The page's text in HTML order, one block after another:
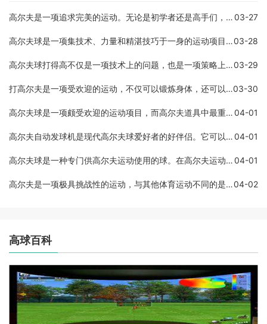
高尔夫是一项追求完美的运动。无论是初学者还是高手们，都需要花费大量的时间去练习和改善自己的技巧。在高尔夫比赛中，技术的优劣不仅决定着一个球员的胜负，也决定着他们的03-27
高尔夫球是一项集技术、力量和精湛技巧于一身的运动项目。它的技术含量极高，不仅要求球员具备精湛的球技技术，还需要具备出色的心理素质和良好的体力素质。下面，我们来详细03-28
高尔夫球打得高不仅是一项技术上的问题，也是一项策略上的问题。以下是如何打出高尔夫球的一些方法和技巧，让你成为一个优秀的高尔夫球手。调整球杆要知道如何调整球杆。在许03-29
打高尔夫是一项受欢迎的运动，不仅可以锻炼身体，还可以享受大自然和社交。但是，要想成为一名优秀的高尔夫手，在比赛中取得好的成绩，需要准备一些必要的装备。本文将介绍打03-30
高尔夫球是一项颇受欢迎的运动项目，而高尔夫道具中最重要的必然是球杆。一套高尔夫球杆所包含的球杆数量是非常重要的，因为不同的球杆用途不同，使用数量不同。一套高尔夫球04-01
高尔夫自动发球机是现代高尔夫球爱好者的好伴侣。它可以帮助球员训练发球技巧，提高发球的精准度和稳定性。这种设备通常是由电动马达、控制面板、球桶、自动吸球系统以及各种04-01
高尔夫球是一种专门供高尔夫运动使用的球。在高尔夫运动中，球是极其重要的因素之一，因为球的重量会直接影响到球的飞行轨迹和飞行距离。在本文中，我们将深入探讨高尔夫球的04-01
高尔夫是一项极具挑战性的运动，与其他体育运动不同的是，高尔夫的赢家是通过有效的杆数计算赢得比赛。在这篇文章中，我们将会讨论高尔夫比赛的计分方式，以及如何计算杆数来04-02
高球百科